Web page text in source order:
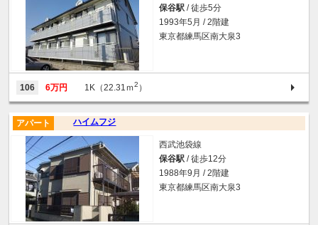
保谷駅 / 徒歩5分
1993年5月 / 2階建
東京都練馬区南大泉3
106 6万円 1K（22.31ｍ2 ）
ハイムフジ
アパート
西武池袋線
保谷駅 / 徒歩12分
1988年9月 / 2階建
東京都練馬区南大泉3